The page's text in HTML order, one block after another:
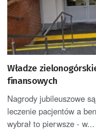
Władze
finansowych
Nagrody jubileuszowe
leczenie pacjentów a
wybrał to pierwsze - w...